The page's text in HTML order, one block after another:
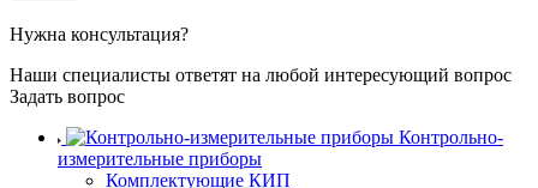
Нужна консультация?
Наши специалисты ответят на любой интересующий вопрос
Задать вопрос
Контрольно-
измерительные приборы
Комплектующие КИП